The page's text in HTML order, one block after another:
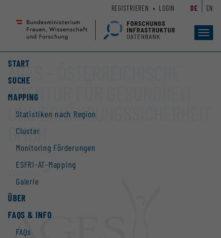
Seiteninhalt
Accesskey
Hauptnavigation
Accesskey
START
SUCHE
MAPPING
Statistiken nach Region
Cluster
Monitoring Förderungen
ESFRI-AT-Mapping
Galerie
ÜBER
FAQS & INFO
FAQs
REGISTRIEREN LOGIN DE EN
AGES - ÖSTERREICHISCHE
AGENTUR FÜR GESUNDHEIT
UND ERNÄHRUNGSSICHERHEIT
GMBH